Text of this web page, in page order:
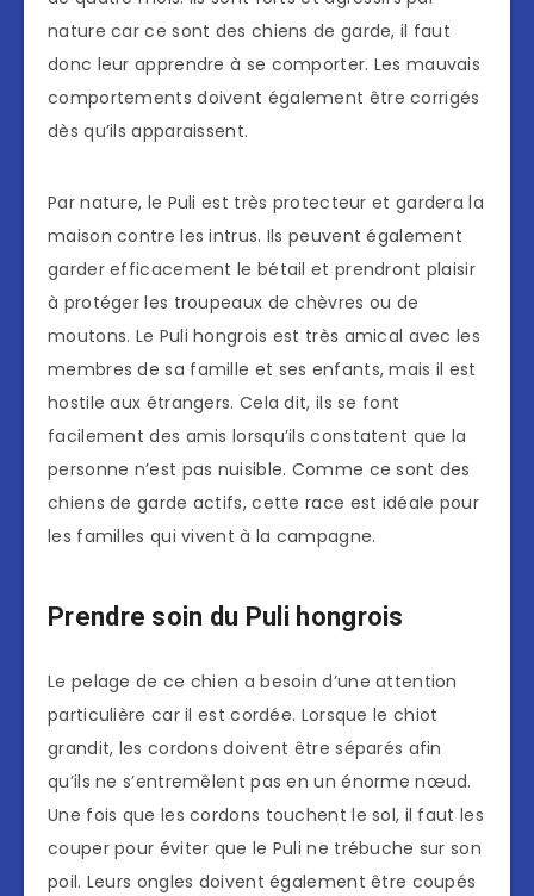
nature car ce sont des chiens de garde, il faut
donc leur apprendre à se comporter. Les mauvais
comportements doivent également être corrigés
dès qu’ils apparaissent.
Par nature, le Puli est très protecteur et gardera la
maison contre les intrus. Ils peuvent également
garder efficacement le bétail et prendront plaisir
à protéger les troupeaux de chèvres ou de
moutons. Le Puli hongrois est très amical avec les
membres de sa famille et ses enfants, mais il est
hostile aux étrangers. Cela dit, ils se font
facilement des amis lorsqu’ils constatent que la
personne n’est pas nuisible. Comme ce sont des
chiens de garde actifs, cette race est idéale pour
les familles qui vivent à la campagne.
Prendre soin du Puli hongrois
Le pelage de ce chien a besoin d’une attention
particulière car il est cordée. Lorsque le chiot
grandit, les cordons doivent être séparés afin
qu’ils ne s’entremêlent pas en un énorme nœud.
Une fois que les cordons touchent le sol, il faut les
couper pour éviter que le Puli ne trébuche sur son
poil. Leurs ongles doivent également être coupés